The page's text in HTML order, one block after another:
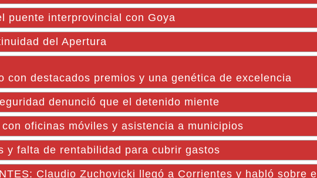
puente interprovincial con Goya
del Apertura
con destacados premios y una genética de excelencia
denunció que el detenido miente
oficinas móviles y asistencia a municipios
y falta de rentabilidad para cubrir gastos
Claudio Zuchovicki llegó a Corrientes y habló sobre el